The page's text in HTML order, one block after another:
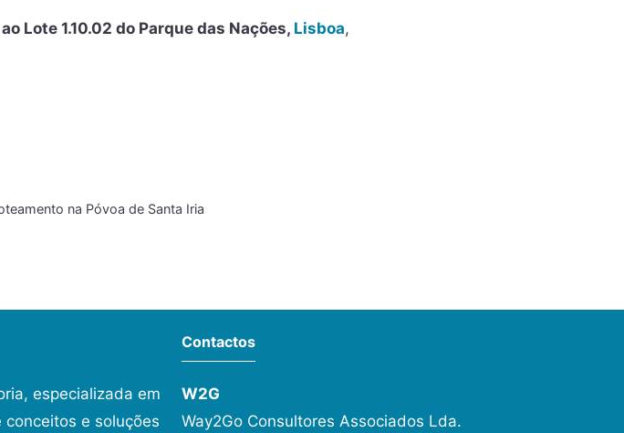
Lote 1.10.02 do Parque das Nações, Lisboa,
na Póvoa de Santa Iria
especializada em
e soluções
Contactos
W2G
Way2Go Consultores Associados Lda.